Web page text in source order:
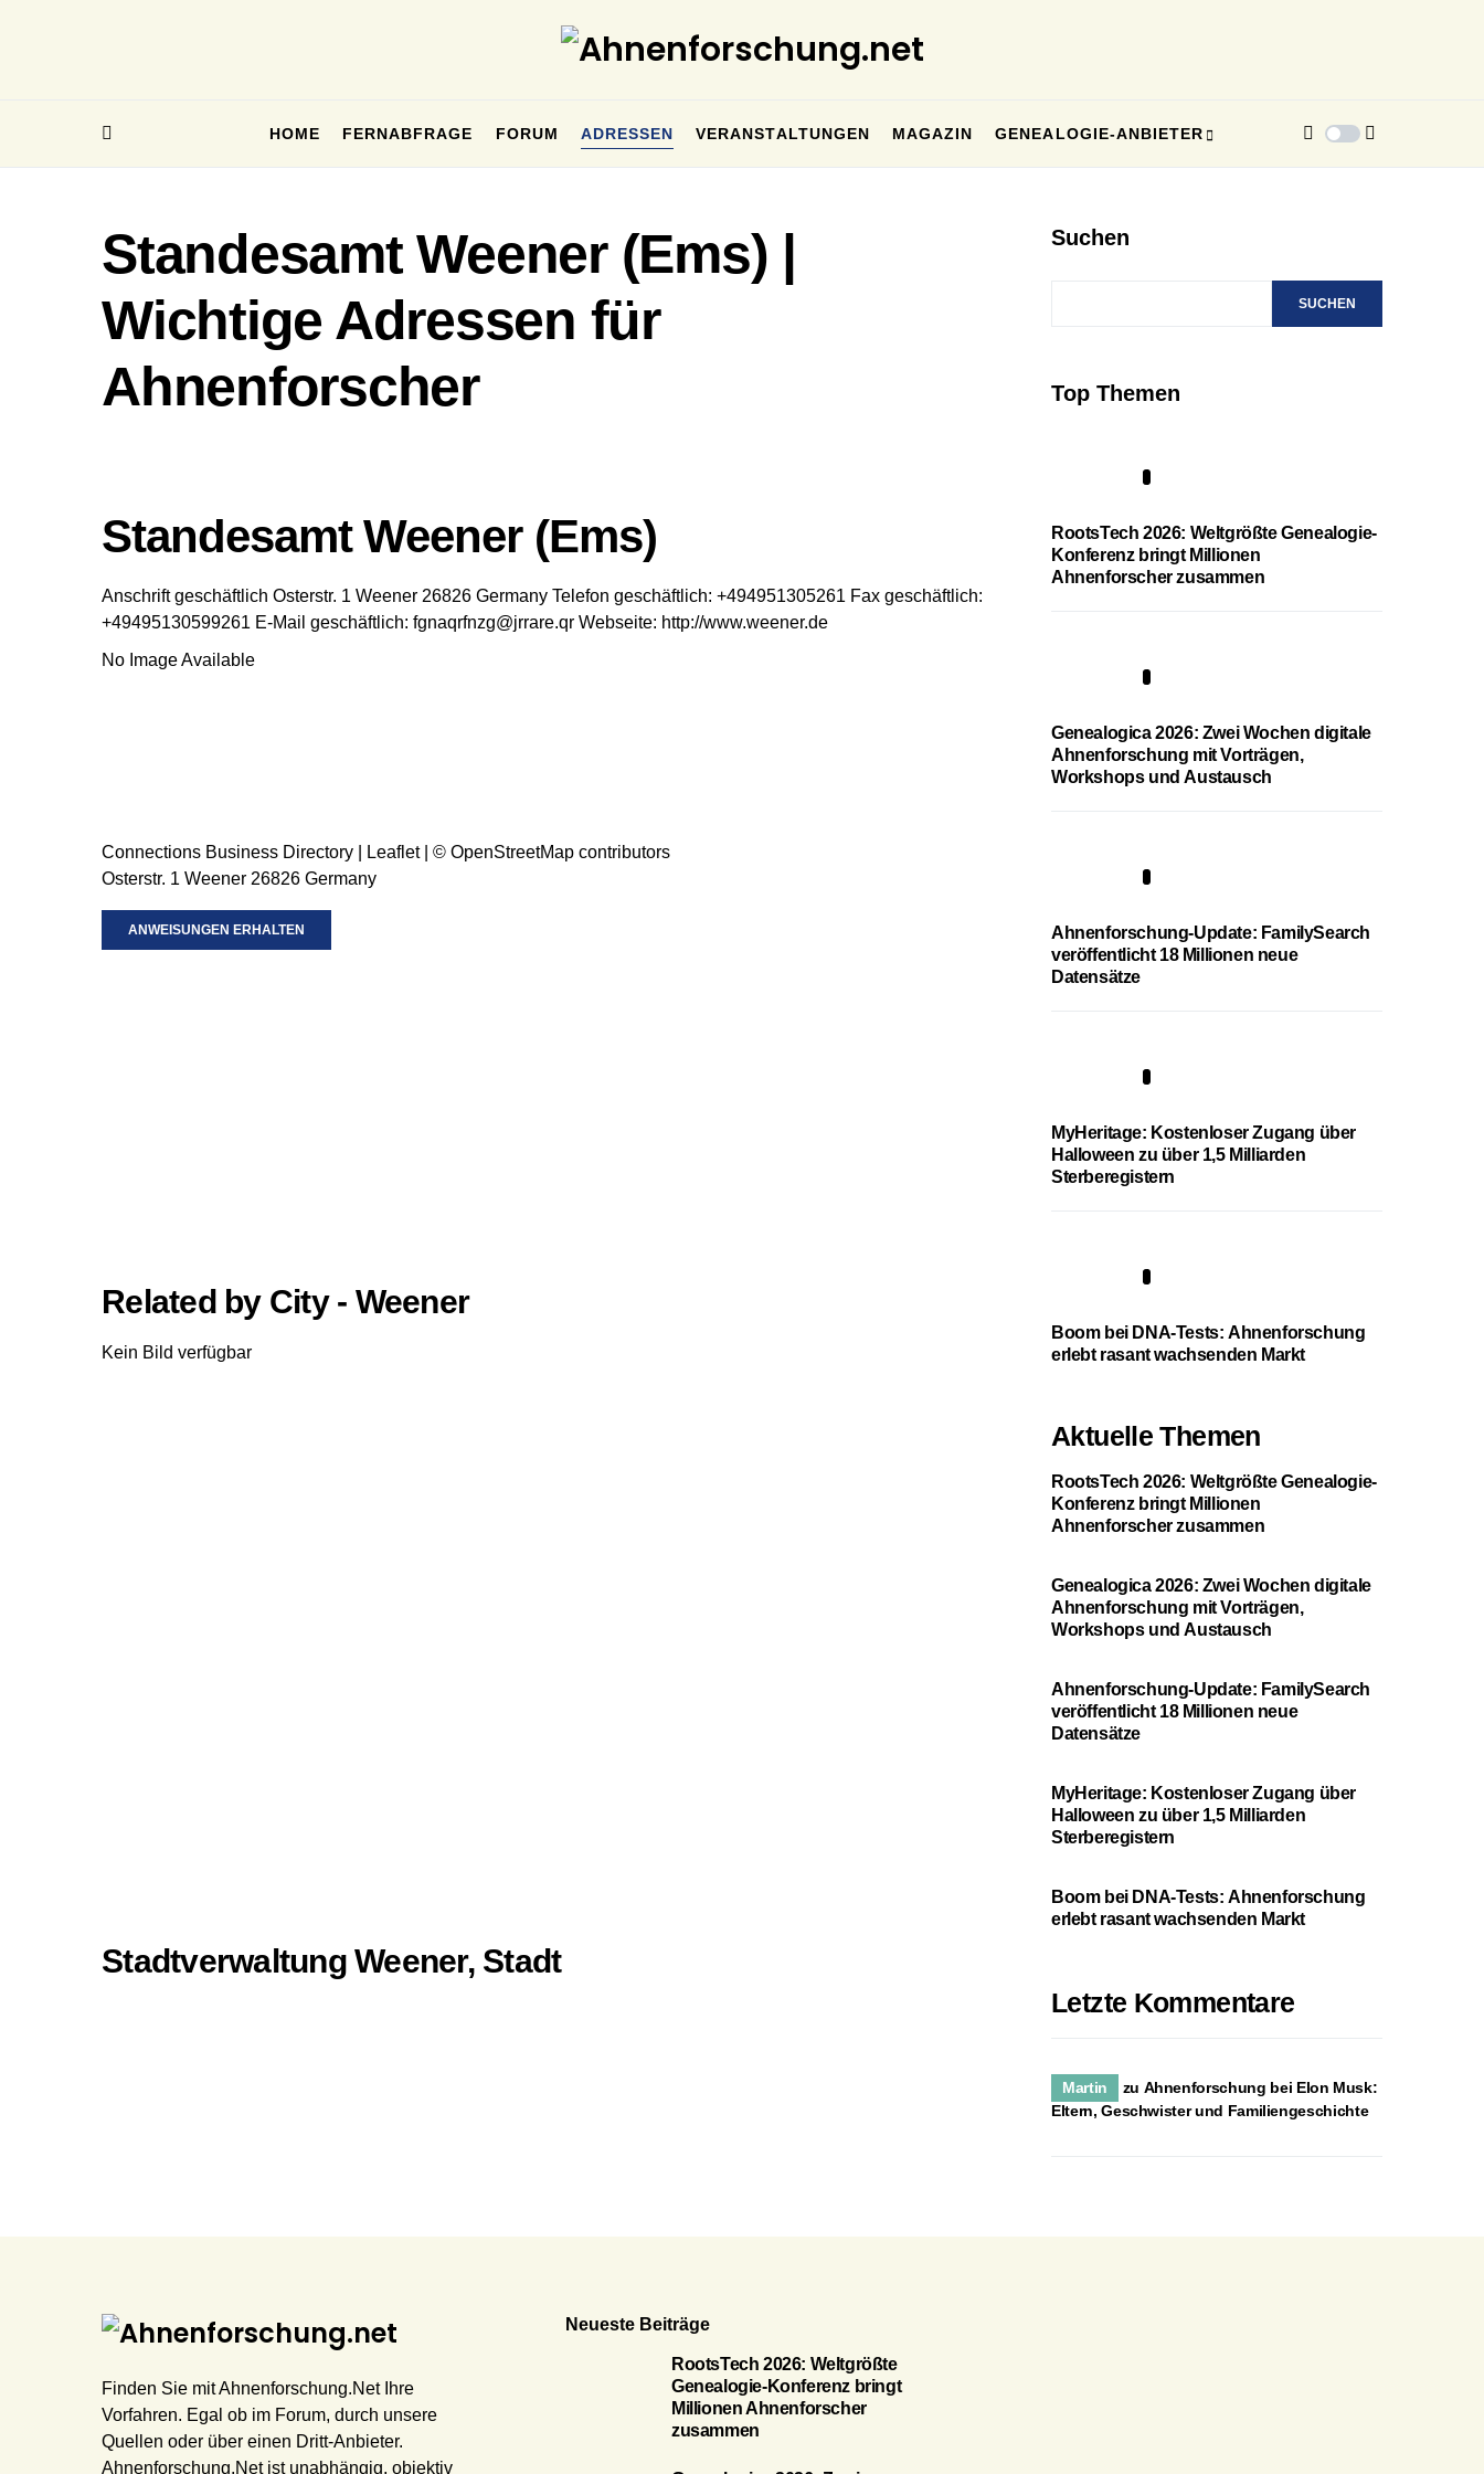
HOME FERNABFRAGE FORUM ADRESSEN VERANSTALTUNGEN MAGAZIN GENEALOGIE-ANBIETER
Standesamt Weener (Ems) |
Wichtige Adressen für
Ahnenforscher
Standesamt Weener (Ems)
Anschrift geschäftlich Osterstr. 1 Weener 26826 Germany Telefon geschäftlich: +494951305261 Fax geschäftlich:
+49495130599261 E-Mail geschäftlich: fgnaqrfnzg@jrrare.qr Webseite: http://www.weener.de
No Image Available
Connections Business Directory Leaflet| © OpenStreetMap contributors
Osterstr. 1 Weener 26826 Germany
ANWEISUNGEN ERHALTEN
Related by City - Weener
Kein Bild verfügbar
Stadtverwaltung Weener, Stadt
Suchen
SUCHEN
Top Themen
RootsTech 2026: Weltgrößte Genealogie-
Konferenz bringt Millionen
Ahnenforscher zusammen
Genealogica 2026: Zwei Wochen digitale
Ahnenforschung mit Vorträgen,
Workshops und Austausch
Ahnenforschung-Update: FamilySearch
veröffentlicht 18 Millionen neue
Datensätze
MyHeritage: Kostenloser Zugang über
Halloween zu über 1,5 Milliarden
Sterberegistern
Boom bei DNA-Tests: Ahnenforschung
erlebt rasant wachsenden Markt
Aktuelle Themen
RootsTech 2026: Weltgrößte Genealogie-
Konferenz bringt Millionen
Ahnenforscher zusammen
Genealogica 2026: Zwei Wochen digitale
Ahnenforschung mit Vorträgen,
Workshops und Austausch
Ahnenforschung-Update: FamilySearch
veröffentlicht 18 Millionen neue
Datensätze
MyHeritage: Kostenloser Zugang über
Halloween zu über 1,5 Milliarden
Sterberegistern
Boom bei DNA-Tests: Ahnenforschung
erlebt rasant wachsenden Markt
Letzte Kommentare
Martin zu Ahnenforschung bei Elon Musk:
Eltern, Geschwister und Familiengeschichte
Finden Sie mit Ahnenforschung.Net Ihre
Vorfahren. Egal ob im Forum, durch unsere
Quellen oder über einen Dritt-Anbieter.
Ahnenforschung.Net ist unabhängig, objektiv
Neueste Beiträge
RootsTech 2026: Weltgrößte
Genealogie-Konferenz bringt
Millionen Ahnenforscher
zusammen